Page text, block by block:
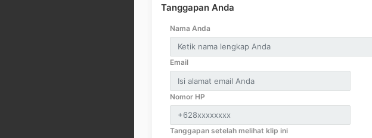
Tanggapan Anda
Nama Anda
Email
Nomor HP
Tanggapan setelah melihat klip ini